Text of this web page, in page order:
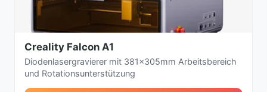
Creality Falcon A1
Diodenlasergravierer mit 381x305mm Arbeitsbereich
und Rotationsunterstützung